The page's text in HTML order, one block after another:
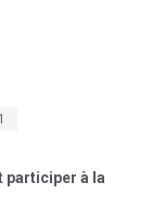
participer à la